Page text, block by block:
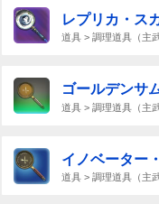
レプリカ・ス
道具 > 調理道具（主武
ゴールデンサ
道具 > 調理道具（主武
イノベーター
道具 > 調理道具（主武